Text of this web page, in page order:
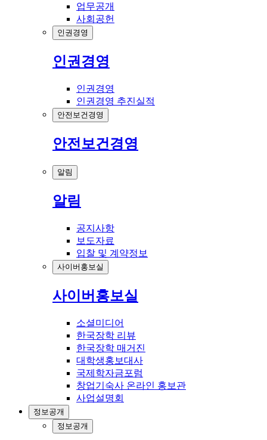
업무공개
사회공헌
인권경영
인권경영
인권경영
인권경영 추진실적
안전보건경영
안전보건경영
알림
알림
공지사항
보도자료
입찰 및 계약정보
사이버홍보실
사이버홍보실
소셜미디어
한국장학 리뷰
한국장학 매거진
대학생홍보대사
국제학자금포럼
창업기숙사 온라인 홍보관
사업설명회
정보공개
정보공개